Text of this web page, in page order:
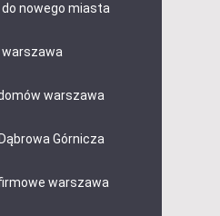
nowego miasta
warszawa
Górnicza
warszawa